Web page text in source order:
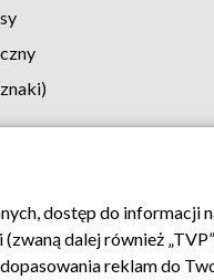
Kontakt
dostęp do informacji
dalej również
reklam do